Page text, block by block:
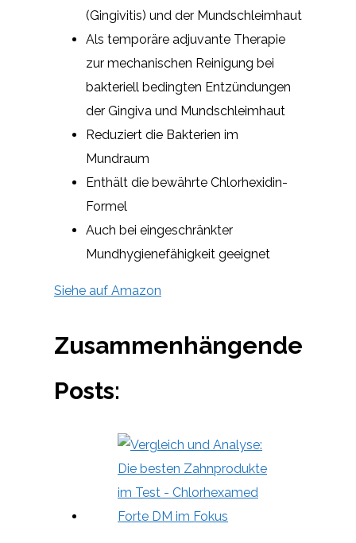
(Gingivitis) und der Mundschleimhaut
Als temporäre adjuvante Therapie
zur mechanischen Reinigung bei
bakteriell bedingten Entzündungen
der Gingiva und Mundschleimhaut
Reduziert die Bakterien im
Mundraum
Enthält die bewährte Chlorhexidin-
Formel
Auch bei eingeschränkter
Mundhygienefähigkeit geeignet
Siehe auf Amazon
Zusammenhängende
Posts: